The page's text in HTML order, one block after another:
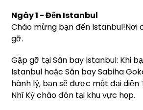
Ngày 1 - Đến Istanbul
Chào mừng bạn đến Istanbul!Nơi
gỡ.
Gặp gỡ tại Sân bay Istanbul: Khi
Istanbul hoặc Sân bay Sabiha
hành lý, bạn sẽ được một đại diện
Nhĩ Kỳ chào đón tại khu vực họp.